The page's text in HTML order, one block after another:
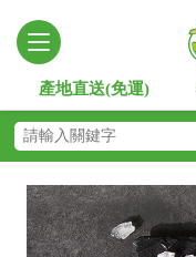
產地直送(免運)